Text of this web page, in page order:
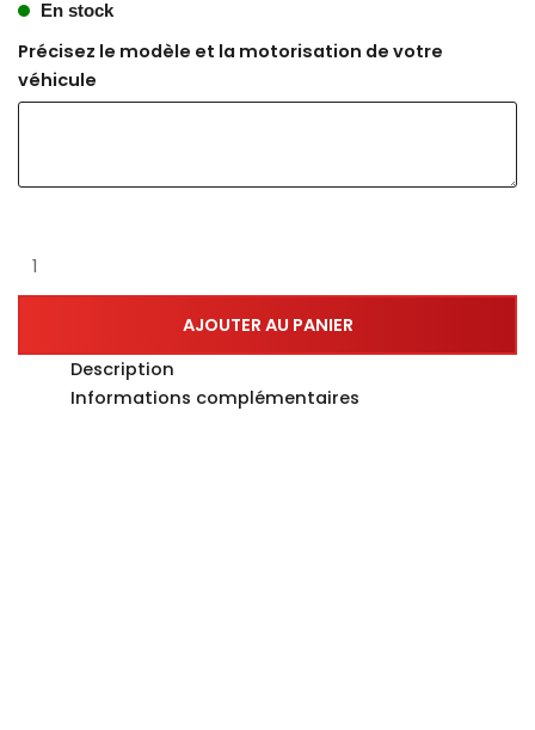
En stock
Précisez le modèle et la motorisation de votre
véhicule
AJOUTER AU PANIER
Description
Informations complémentaires